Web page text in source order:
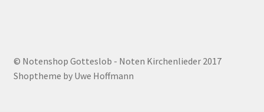
© Notenshop Gotteslob - Noten Kirchenlieder 2017
Shoptheme by Uwe Hoffmann